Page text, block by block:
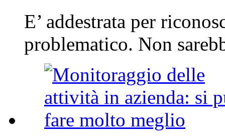
E’ addestrata per
problematico. Non